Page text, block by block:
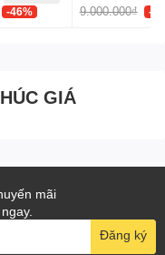
-46% 9.000.000₫ -
GIÁ
mãi
Đăng ký